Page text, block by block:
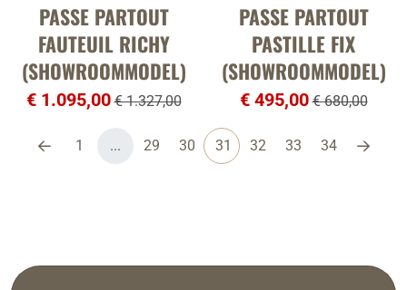
PASSE PARTOUT
FAUTEUIL RICHY
(SHOWROOMMODEL)
€ 1.095,00 € 1.327,00
PASSE PARTOUT
PASTILLE FIX
(SHOWROOMMODEL)
€ 495,00 € 680,00
1 ... 29 30 31 32 33 34